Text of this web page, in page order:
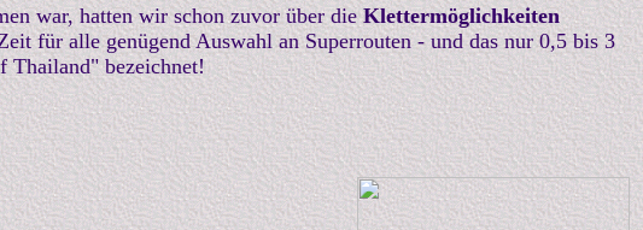
war, hatten wir schon zuvor über dieKlettermöglichkeiten
für alle genügend Auswahl an Superrouten - und das nur 0,5 bis 3
Thailand" bezeichnet!